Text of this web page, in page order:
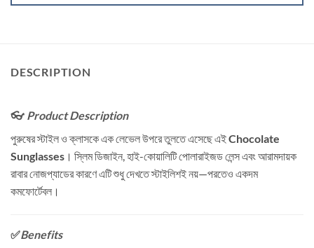
DESCRIPTION
👓 Product Description
পুরুষের স্টাইল ও ক্লাসকে এক লেভেল উপরে তুলতে এসেছে এইChocolate
Sunglasses । স্লিম ডিজাইন, হাই-কোয়ালিটি পোলারাইজড লেন্স এবং আরামদায়ক
রাবার নোজপ্যাডের কারণে এটি শুধু দেখতে স্টাইলিশই নয়—পরতেও একদম
কমফোর্টেবল।
✅Benefits